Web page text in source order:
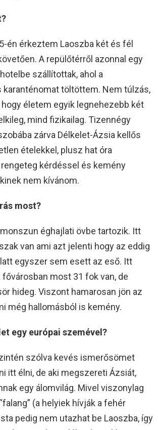
én érkeztem Laoszba két és fél
A repülőtérről azonnal egy
szállítottak, ahol a
karanténomat töltöttem. Nem túlzás,
életem egyik legnehezebb két
mind fizikailag. Tizennégy
zárva Délkelet-Ázsia kellős
ételekkel, plusz hat óra
kérdéssel és kemény
nem kívánom.
most?
éghajlati övbe tartozik. Itt
van ami azt jelenti hogy az eddig
egyszer sem esett az eső. Itt
fővárosban most 31 fok van, de
hideg. Viszont hamarosan jön az
még hallomásból is kemény.
egy európai szemével?
szólva kevés ismerősömet
itt élni, de aki megszereti Ázsiát,
egy álomvilág. Mivel viszonylag
(a helyiek hívják a fehér
pedig nem utazhat be Laoszba, így